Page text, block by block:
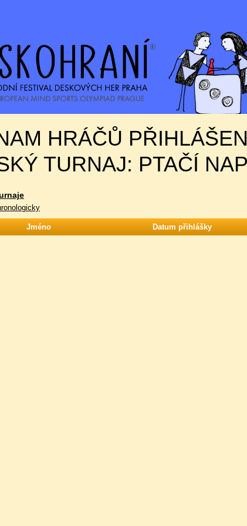
HRÁČŮ
TURNAJ: PTAČÍ
Jméno Datum přihlášky